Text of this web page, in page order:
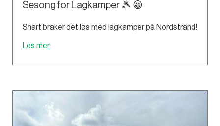
Sesong for Lagkamper 🎾 😀
Snart braker det løs med lagkamper på Nordstrand!
Les mer